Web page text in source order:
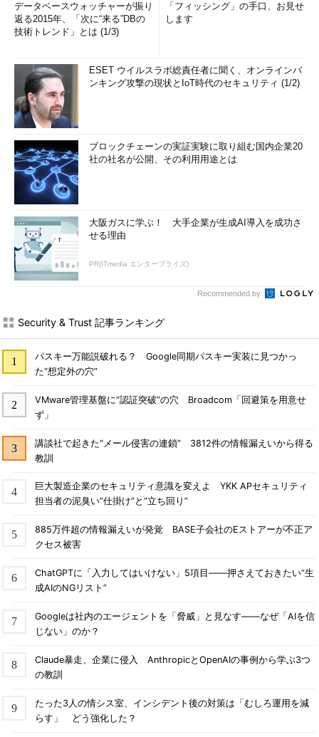
データベースウォッチャーが振り
返る2015年、「次に“来る”DBの
技術トレンド」とは (1/3)
「フィッシング」の手口、お見せ
します
ESET ウイルスラボ総責任者に聞く、オンラインバ
ンキング攻撃の現状とIoT時代のセキュリティ (1/2)
ブロックチェーンの実証実験に取り組む国内企業20
社の社名が公開、その利用用途とは
大阪ガスに学ぶ！ 大手企業が生成AI導入を成功さ
せる理由
PR(ITmedia エンタープライズ)
Recommended by
Security & Trust 記事ランキング
パスキー万能説破れる？ Google同期パスキー実装に見つかっ
た“想定外の穴”
VMware管理基盤に“認証突破”の穴 Broadcom「回避策を用意せ
ず」
講談社で起きた“メール侵害の連鎖” 3812件の情報漏えいから得る
教訓
巨大製造企業のセキュリティ意識を変えよ YKK APセキュリティ
担当者の泥臭い“仕掛け”と“立ち回り”
885万件超の情報漏えいが発覚 BASE子会社のEストアーが不正ア
クセス被害
ChatGPTに「入力してはいけない」5項目――押さえておきたい“生
成AIのNGリスト”
Googleは社内のエージェントを「脅威」と見なす――なぜ「AIを信
じない」のか？
Claude暴走、企業に侵入 AnthropicとOpenAIの事例から学ぶ3つ
の教訓
たった3人の情シス室、インシデント後の対策は「むしろ運用を減
らす」 どう強化した？